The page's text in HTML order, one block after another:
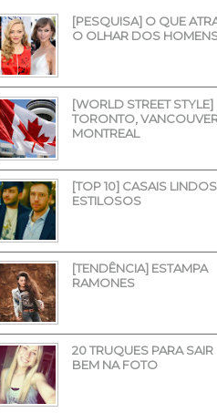
[PESQUISA] O QUE
O OLHAR DOS
[WORLD STREET STYLE]
TORONTO,
MONTREAL
[TOP 10] CASAIS
ESTILOSOS
[TENDÊNCIA] ESTAMPA
RAMONES
20 TRUQUES PARA SAIR
BEM NA FOTO